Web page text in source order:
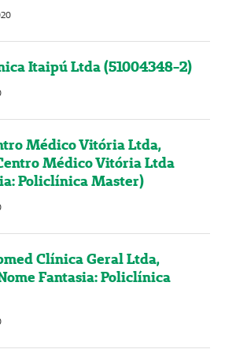
Itaipú Ltda (51004348-2)
Médico Vitória Ltda,
Médico Vitória Ltda
Policlínica Master)
Clínica Geral Ltda,
Fantasia: Policlínica